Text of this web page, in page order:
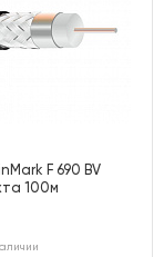
F 690 BV
100м